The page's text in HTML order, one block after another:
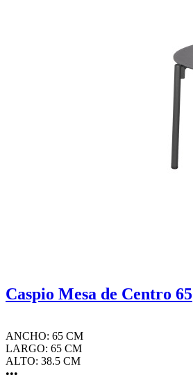
Caspio Mesa de Centro 65
ANCHO: 65 CM
LARGO: 65 CM
ALTO: 38.5 CM
•••